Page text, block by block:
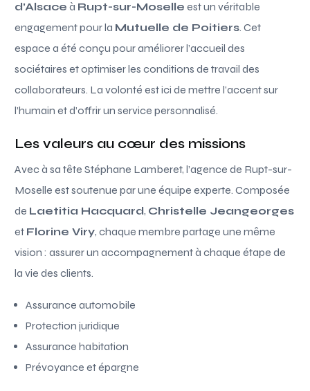
d’Alsace à Rupt-sur-Moselle est un véritable
engagement pour la Mutuelle de Poitiers. Cet
espace a été conçu pour améliorer l’accueil des
sociétaires et optimiser les conditions de travail des
collaborateurs. La volonté est ici de mettre l’accent sur
l’humain et d’offrir un service personnalisé.
Les valeurs au cœur des missions
Avec à sa tête Stéphane Lamberet, l’agence de Rupt-sur-
Moselle est soutenue par une équipe experte. Composée
de Laetitia Hacquard, Christelle Jeangeorges
et Florine Viry, chaque membre partage une même
vision : assurer un accompagnement à chaque étape de
la vie des clients.
Assurance automobile
Protection juridique
Assurance habitation
Prévoyance et épargne